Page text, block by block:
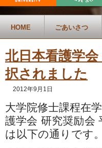
HOME ごあいさつ
北日本看護学
択されました
2012年9月1日
大学院修士課程在
護学会 研究奨励会
は以下の通りです。